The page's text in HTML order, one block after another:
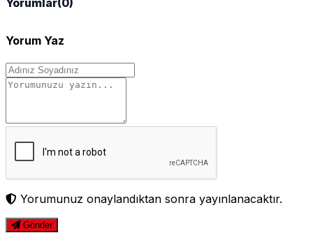
Yorum Yaz
Yorumunuz onaylandıktan sonra yayınlanacaktır.
Gönder